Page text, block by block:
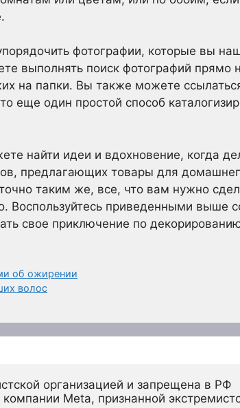
фотографии, которые вы
выполнять поиск фотографий прямо
на папки. Вы также можете
еще один простой способ
найти идеи и вдохновение, когда
предлагающих товары для
таким же, все, что вам нужно
приведенными выше
свое приключение по
об ожирении
волос
организацией и запрещена в РФ
Meta, признанной